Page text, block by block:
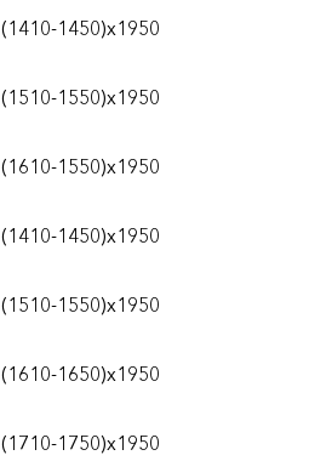
(1410-1450)х1950
(1510-1550)х1950
(1610-1550)х1950
(1410-1450)х1950
(1510-1550)х1950
(1610-1650)х1950
(1710-1750)х1950